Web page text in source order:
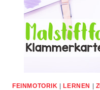
FEINMOTORIK |LERNEN |